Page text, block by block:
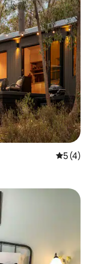
Note
5 (4)